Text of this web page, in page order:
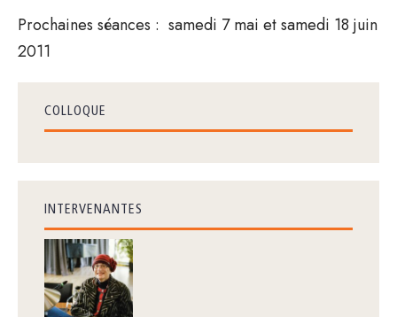
Prochaines séances : samedi 7 mai et samedi 18 juin
2011
COLLOQUE
INTERVENANTES